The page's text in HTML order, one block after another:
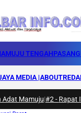
TENGAH
MEDIA |ABOUT
Mamuju|#2 -Rapat